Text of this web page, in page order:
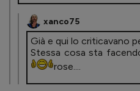
xanco75
Già e qui lo criticavano
Stessa cosa sta
rose....